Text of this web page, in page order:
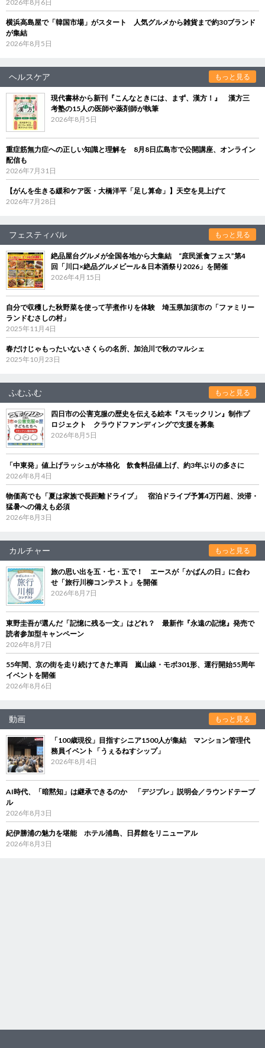
2026年8月6日
横浜高島屋で「韓国市場」がスタート 人気グルメから雑貨まで約30ブランド
が集結
2026年8月5日
ヘルスケア もっと見る
現代書林から新刊『こんなときには、まず、漢方！』 漢方三
考塾の15人の医師や薬剤師が執筆
2026年8月5日
重症筋無力症への正しい知識と理解を 8月8日広島市で公開講座、オンライン
配信も
2026年7月31日
【がんを生きる緩和ケア医・大橋洋平「足し算命」】天空を見上げて
2026年7月28日
フェスティバル もっと見る
絶品屋台グルメが全国各地から大集結 “庶民派食フェス”第4
回「川口×絶品グルメビール＆日本酒祭り2026」を開催
2026年4月15日
自分で収穫した秋野菜を使って芋煮作りを体験 埼玉県加須市の「ファミリー
ランドむさしの村」
2025年11月4日
春だけじゃもったいないさくらの名所、加治川で秋のマルシェ
2025年10月23日
ふむふむ もっと見る
四日市の公害克服の歴史を伝える絵本『スモックリン』制作プ
ロジェクト クラウドファンディングで支援を募集
2026年8月5日
「中東発」値上げラッシュが本格化 飲食料品値上げ、約3年ぶりの多さに
2026年8月4日
物価高でも「夏は家族で長距離ドライブ」 宿泊ドライブ予算4万円超、渋滞・
猛暑への備えも必須
2026年8月3日
カルチャー もっと見る
旅の思い出を五・七・五で！ エースが「かばんの日」に合わ
せ「旅行川柳コンテスト」を開催
2026年8月7日
東野圭吾が選んだ「記憶に残る一文」はどれ？ 最新作『永遠の記憶』発売で
読者参加型キャンペーン
2026年8月7日
55年間、京の街を走り続けてきた車両 嵐山線・モボ301形、運行開始55周年
イベントを開催
2026年8月6日
動画 もっと見る
「100歳現役」目指すシニア1500人が集結 マンション管理代
務員イベント「うぇるねすシップ」
2026年8月4日
AI時代、「暗黙知」は継承できるのか 「デジブレ」説明会／ラウンドテーブ
ル
2026年8月3日
紀伊勝浦の魅力を堪能 ホテル浦島、日昇館をリニューアル
2026年8月3日